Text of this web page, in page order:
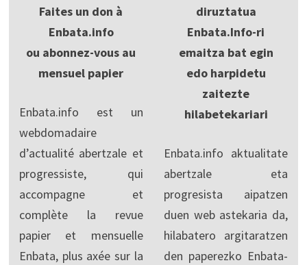
Faites un don à
Enbata.info
ou abonnez-vous au
mensuel papier
Enbata.info est un
webdomadaire
d’actualité abertzale et
progressiste, qui
accompagne et
complète la revue
papier et mensuelle
Enbata, plus axée sur la
diruztatua
Enbata.Info-ri
emaitza bat egin
edo harpidetu
zaitezte
hilabetekariari
Enbata.info aktualitate
abertzale eta
progresista aipatzen
duen web astekaria da,
hilabatero argitaratzen
den paperezko Enbata-